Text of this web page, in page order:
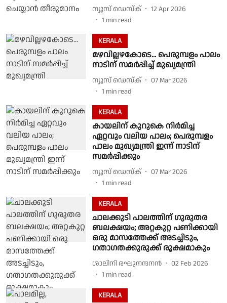
ന്യൂസ് ഡെസ്ക്
12 Apr 2026
1 min read
KERALA
മഴവില്ലഴകോടെ... പെരുമ്പളം പാലം
നാടിന് സമർപ്പിച്ച് മുഖ്യമന്ത്രി
ന്യൂസ് ഡെസ്ക്
07 Mar 2026
1 min read
KERALA
കായലിന് കുറുകെ നിർമിച്ച
ഏറ്റവും വലിയ പാലം; പെരുമ്പളം
പാലം മുഖ്യമന്ത്രി ഇന്ന് നാടിന്
സമർപ്പിക്കും
ന്യൂസ് ഡെസ്ക്
07 Mar 2026
1 min read
KERALA
ചാലക്കുടി പാലത്തിന് ഗുരുതര
ബലക്ഷയം; അറ്റകുറ്റ പണിക്കായി
ഒരു മാസത്തേക്ക് അടച്ചിടും,
ഗതാഗതക്കുരുക്ക് രൂക്ഷമാകും
ശാലിനി രഘുനന്ദനൻ
02 Feb 2026
1 min read
KERALA